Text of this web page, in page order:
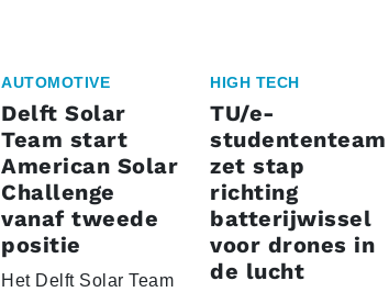
AUTOMOTIVE
Delft Solar
Team start
American Solar
Challenge
vanaf tweede
positie
Het Delft Solar Team
HIGH TECH
TU/e-
studententeam
zet stap
richting
batterijwissel
voor drones in
de lucht